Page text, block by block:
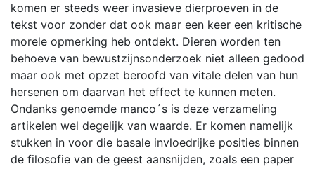
komen er steeds weer invasieve dierproeven in de
tekst voor zonder dat ook maar een keer een kritische
morele opmerking heb ontdekt. Dieren worden ten
behoeve van bewustzijnsonderzoek niet alleen gedood
maar ook met opzet beroofd van vitale delen van hun
hersenen om daarvan het effect te kunnen meten.
Ondanks genoemde manco´s is deze verzameling
artikelen wel degelijk van waarde. Er komen namelijk
stukken in voor die basale invloedrijke posities binnen
de filosofie van de geest aansnijden, zoals een paper